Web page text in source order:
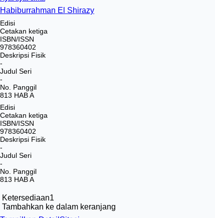
Habiburrahman El Shirazy
Edisi
Cetakan ketiga
ISBN/ISSN
978360402
Deskripsi Fisik
-
Judul Seri
-
No. Panggil
813 HAB A
Edisi
Cetakan ketiga
ISBN/ISSN
978360402
Deskripsi Fisik
-
Judul Seri
-
No. Panggil
813 HAB A
Ketersediaan1
Tambahkan ke dalam keranjang